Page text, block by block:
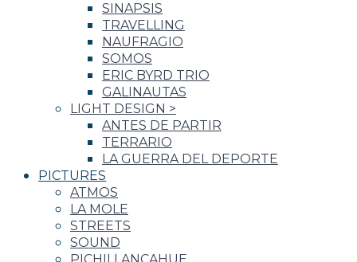
SINAPSIS
TRAVELLING
NAUFRAGIO
SOMOS
ERIC BYRD TRIO
GALINAUTAS
LIGHT DESIGN >
ANTES DE PARTIR
TERRARIO
LA GUERRA DEL DEPORTE
PICTURES
ATMOS
LA MOLE
STREETS
SOUND